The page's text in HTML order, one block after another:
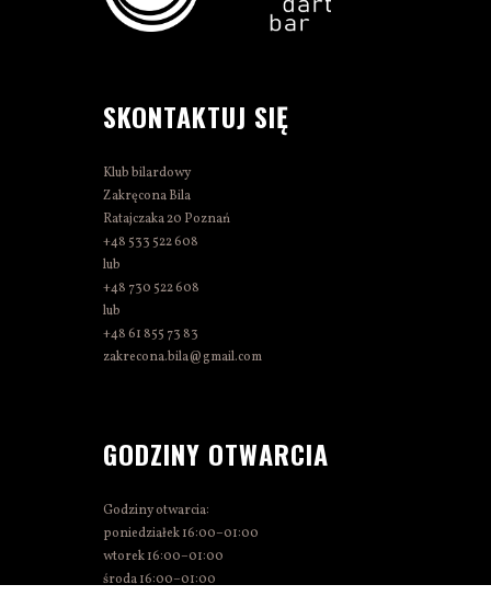
SKONTAKTUJ SIĘ
Klub bilardowy
Zakręcona Bila
Ratajczaka 20 Poznań
+48 533 522 608
lub
+48 730 522 608
lub
+48 61 855 73 83
zakrecona.bila@gmail.com
GODZINY OTWARCIA
Godziny otwarcia:
poniedziałek 16:00–01:00
wtorek 16:00–01:00
środa 16:00–01:00